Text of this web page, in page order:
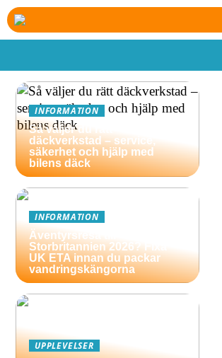
INFORMATION
Så väljer du rätt
däckverkstad – service,
säkerhet och hjälp med
bilens däck
INFORMATION
Äventyrsresa till
Storbritannien 2026? Fixa
UK ETA innan du packar
vandringskängorna
UPPLEVELSER